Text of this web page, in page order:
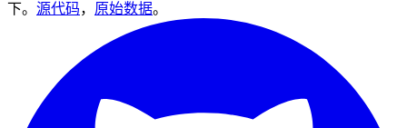
下。 源代码， 原始数据。